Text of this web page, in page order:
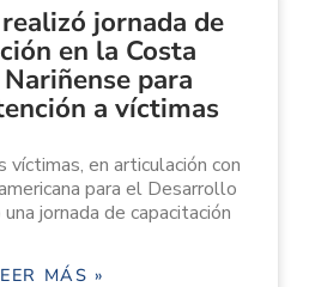
jornada de
en la Costa
para
a víctimas
víctimas, en articulación con
para el Desarrollo
jornada de capacitación
MÁS »